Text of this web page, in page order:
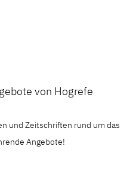
von Hogrefe
und Zeitschriften rund um das
Angebote!